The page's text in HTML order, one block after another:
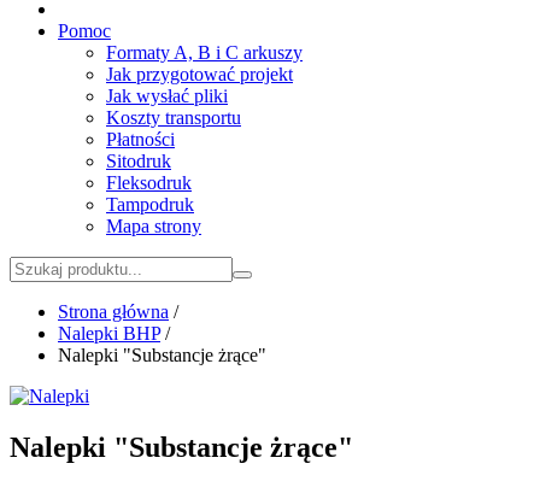
Pomoc
Formaty A, B i C arkuszy
Jak przygotować projekt
Jak wysłać pliki
Koszty transportu
Płatności
Sitodruk
Fleksodruk
Tampodruk
Mapa strony
Strona główna /
Nalepki BHP /
Nalepki "Substancje żrące"
Nalepki "Substancje żrące"